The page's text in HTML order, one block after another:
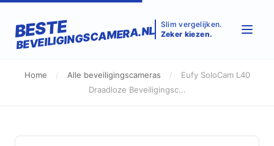
BESTE
BEVEILIGINGSCAMERA.NL Slim vergelijken.
Zeker kiezen.
Home / Alle beveiligingscameras /
Eufy SoloCam L40
Draadloze Beveiligingsc...